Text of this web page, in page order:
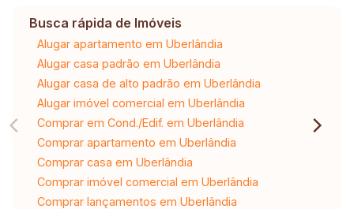
Busca rápida de Imóveis
Alugar apartamento em Uberlândia
Alugar casa padrão em Uberlândia
Alugar casa de alto padrão em Uberlândia
Alugar imóvel comercial em Uberlândia
Comprar em Cond./Edif. em Uberlândia
Comprar apartamento em Uberlândia
Comprar casa em Uberlândia
Comprar imóvel comercial em Uberlândia
Comprar lançamentos em Uberlândia